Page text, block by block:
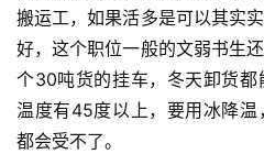
搬运工，如果活多是可以其实
好，这个职位一般的文弱书生
个30吨货的挂车，冬天卸货
温度有45度以上，要用冰降
都会受不了。